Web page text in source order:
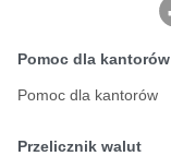
Pomoc dla kantorów
Pomoc dla kantorów
Przelicznik walut